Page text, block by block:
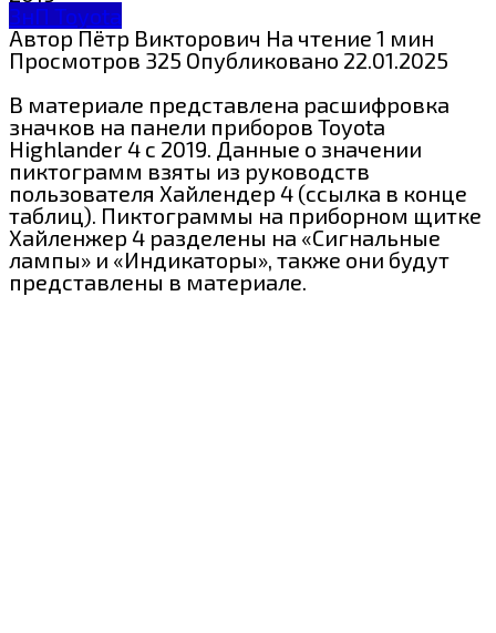
ЗнП Toyota
АвторПётр Викторович На чтение 1 мин
Просмотров 325 Опубликовано 22.01.2025
В материале представлена расшифровка
значков на панели приборов Toyota
Highlander 4 с 2019. Данные о значении
пиктограмм взяты из руководств
пользователя Хайлендер 4 (ссылка в конце
таблиц). Пиктограммы на приборном щитке
Хайленжер 4 разделены на «Сигнальные
лампы» и «Индикаторы», также они будут
представлены в материале.